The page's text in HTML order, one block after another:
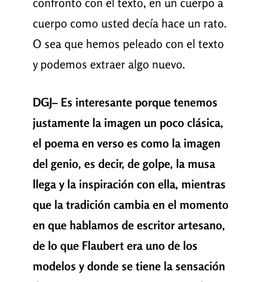
cuerpo como usted decía hace un rato.
O sea que hemos peleado con el texto
y podemos extraer algo nuevo.
DGJ– Es interesante porque tenemos
justamente la imagen un poco clásica,
el poema en verso es como la imagen
del genio, es decir, de golpe, la musa
llega y la inspiración con ella, mientras
que la tradición cambia en el momento
en que hablamos de escritor artesano,
de lo que Flaubert era uno de los
modelos y donde se tiene la sensación